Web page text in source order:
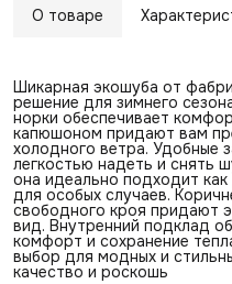
О товаре
Шикарная экошуба от
решение для зимнего
норки обеспечивает
капюшоном придают вам
холодного ветра. Удобные
легкостью надеть и снять
она идеально подходит как
для особых случаев.
свободного кроя придают
вид. Внутренний подклад
комфорт и сохранение
выбор для модных и
качество и роскошь